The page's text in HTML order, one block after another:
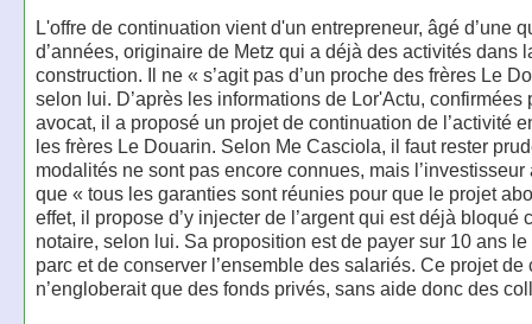
L'offre de continuation vient d'un entrepreneur, âgé d’une
d’années, originaire de Metz qui a déjà des activités dans
construction. Il ne « s’agit pas d’un proche des frères Le
selon lui. D’après les informations de Lor'Actu, confirmées
avocat, il a proposé un projet de continuation de l’activité
les frères Le Douarin. Selon Me Casciola, il faut rester
modalités ne sont pas encore connues, mais l’investisseur
que « tous les garanties sont réunies pour que le projet
effet, il propose d’y injecter de l’argent qui est déjà bloqué
notaire, selon lui. Sa proposition est de payer sur 10 ans
parc et de conserver l’ensemble des salariés. Ce projet de
n’engloberait que des fonds privés, sans aide donc des